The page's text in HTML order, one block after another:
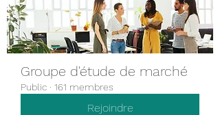
Groupe d'étude de marché
Public · 161 membres
Rejoindre